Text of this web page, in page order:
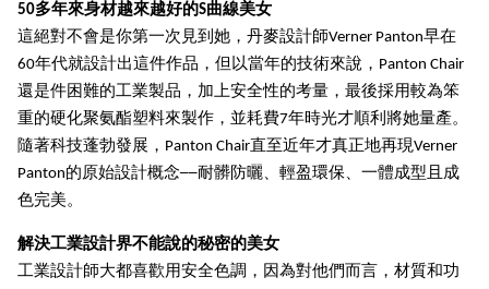
50多年來身材越來越好的S曲線美女
這絕對不會是你第一次見到她，丹麥設計師Verner Panton早在
60年代就設計出這件作品，但以當年的技術來說，Panton Chair
還是件困難的工業製品，加上安全性的考量，最後採用較為笨
重的硬化聚氨酯塑料來製作，並耗費7年時光才順利將她量產。
隨著科技蓬勃發展，Panton Chair直至近年才真正地再現Verner
Panton的原始設計概念──耐髒防曬、輕盈環保、一體成型且成
色完美。
解決工業設計界不能說的秘密的美女
工業設計師大都喜歡用安全色調，因為對他們而言，材質和功